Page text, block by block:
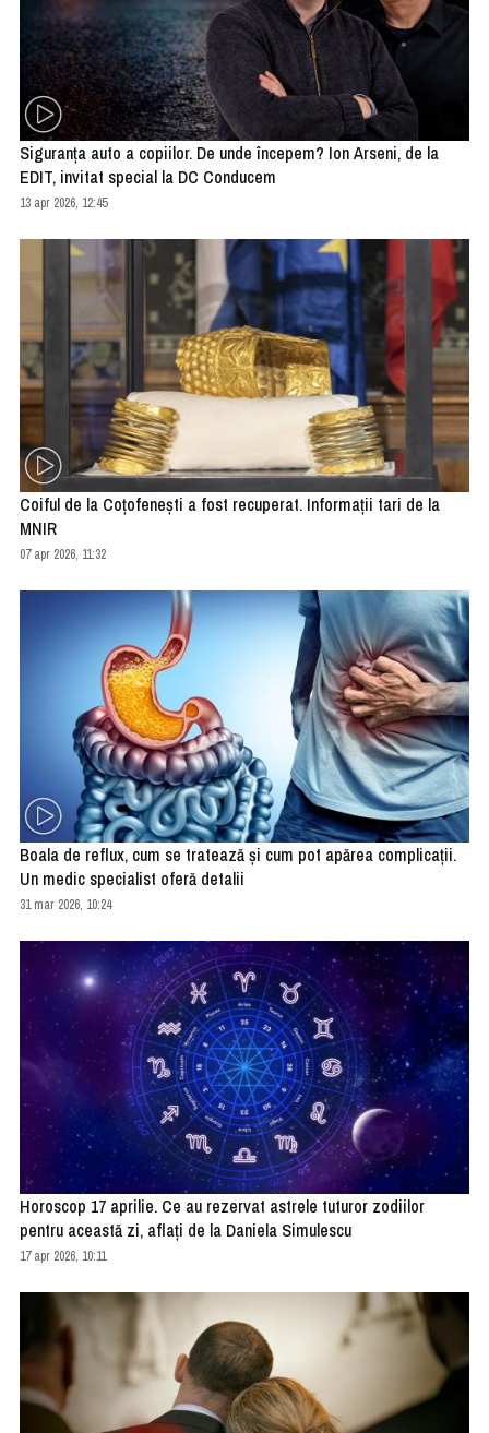
Siguranţa auto a copiilor. De unde începem? Ion Arseni, de la
EDIT, invitat special la DC Conducem
13 apr 2026, 12:45
Coiful de la Coţofeneşti a fost recuperat. Informaţii tari de la
MNIR
07 apr 2026, 11:32
Boala de reflux, cum se tratează și cum pot apărea complicații.
Un medic specialist oferă detalii
31 mar 2026, 10:24
Horoscop 17 aprilie. Ce au rezervat astrele tuturor zodiilor
pentru această zi, aflați de la Daniela Simulescu
17 apr 2026, 10:11